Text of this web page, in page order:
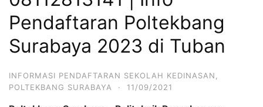
Pendaftaran Poltekbang
Surabaya 2023 di Tuban
INFORMASI PENDAFTARAN SEKOLAH KEDINASAN
POLTEKBANG SURABAYA
· 11/09/2021